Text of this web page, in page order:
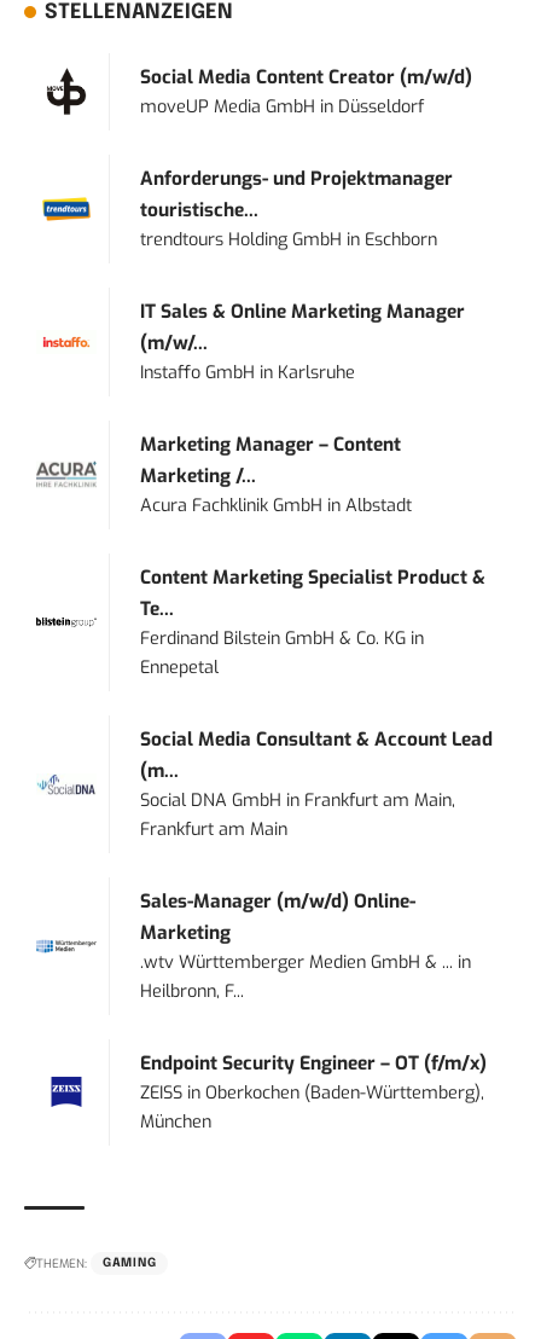
STELLENANZEIGEN
Social Media Content Creator (m/w/d)
moveUP Media GmbH in Düsseldorf
Anforderungs- und Projektmanager
touristische...
trendtours Holding GmbH in Eschborn
IT Sales & Online Marketing Manager
(m/w/...
Instaffo GmbH in Karlsruhe
Marketing Manager – Content
Marketing /...
Acura Fachklinik GmbH inAlbstadt
Content Marketing Specialist Product &
Te...
Ferdinand Bilstein GmbH & Co. KG in
Ennepetal
Social Media Consultant & Account Lead
(m...
Social DNA GmbH in Frankfurt am Main,
Frankfurt am Main
Sales-Manager (m/w/d) Online-
Marketing
.wtv Württemberger Medien GmbH & ... in
Heilbronn, F...
Endpoint Security Engineer – OT (f/m/x)
ZEISS inOberkochen (Baden-Württemberg),
München
THEMEN: GAMING